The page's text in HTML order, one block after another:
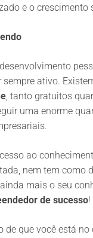
e o crescimento
sempre ativo.
, tanto gratuitos
uma enorme
ao
nem tem como
mais o seu
de sucesso!
de que você está